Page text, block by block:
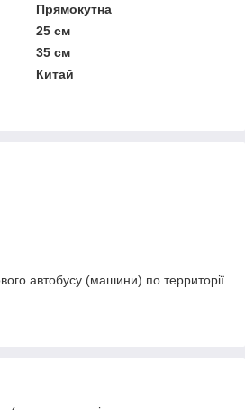
Прямокутна
25 см
35 см
Китай
автобусу (машини) по территорії